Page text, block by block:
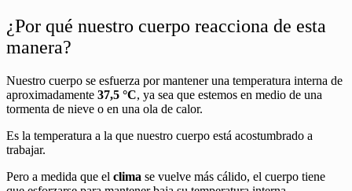
¿Por qué nuestro cuerpo reacciona de esta
manera?
Nuestro cuerpo se esfuerza por mantener una temperatura interna de
aproximadamente 37,5 °C, ya sea que estemos en medio de una
tormenta de nieve o en una ola de calor.
Es la temperatura a la que nuestro cuerpo está acostumbrado a
trabajar.
Pero a medida que el clima se vuelve más cálido, el cuerpo tiene